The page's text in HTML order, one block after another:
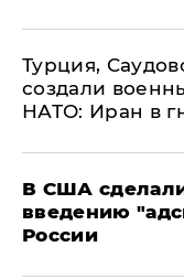
Турция,
создали
НАТО: Иран в
В США
введению
России